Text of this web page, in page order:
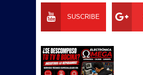
SUSCRIBE